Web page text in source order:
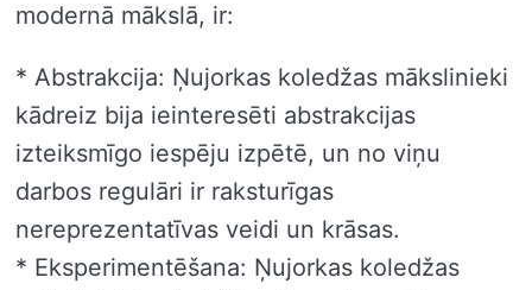
modernā mākslā, ir:
* Abstrakcija: Ņujorkas koledžas mākslinieki
kādreiz bija ieinteresēti abstrakcijas
izteiksmīgo iespēju izpētē, un no viņu
darbos regulāri ir raksturīgas
nereprezentatīvas veidi un krāsas.
* Eksperimentēšana: Ņujorkas koledžas